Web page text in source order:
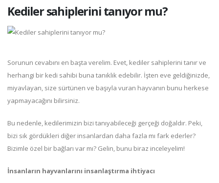
Kediler sahiplerini tanıyor mu?
Sorunun cevabını en başta verelim. Evet, kediler sahiplerini tanır ve
herhangi bir kedi sahibi buna tanıklık edebilir. İşten eve geldiğinizde,
miyavlayan, size sürtünen ve başıyla vuran hayvanın bunu herkese
yapmayacağını bilirsiniz.
Bu nedenle, kedilerimizin bizi tanıyabileceği gerçeği doğaldır. Peki,
bizi sık gördükleri diğer insanlardan daha fazla mı fark ederler?
Bizimle özel bir bağları var mı? Gelin, bunu biraz inceleyelim!
İnsanların hayvanlarını insanlaştırma ihtiyacı